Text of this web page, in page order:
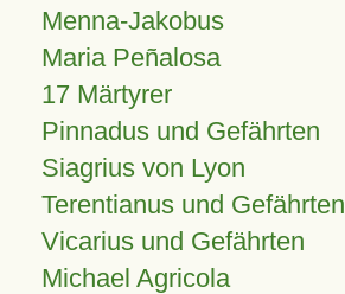
Menna-Jakobus
Maria Peñalosa
17 Märtyrer
Pinnadus und Gefährten
Siagrius von Lyon
Terentianus und Gefährten
Vicarius und Gefährten
Michael Agricola